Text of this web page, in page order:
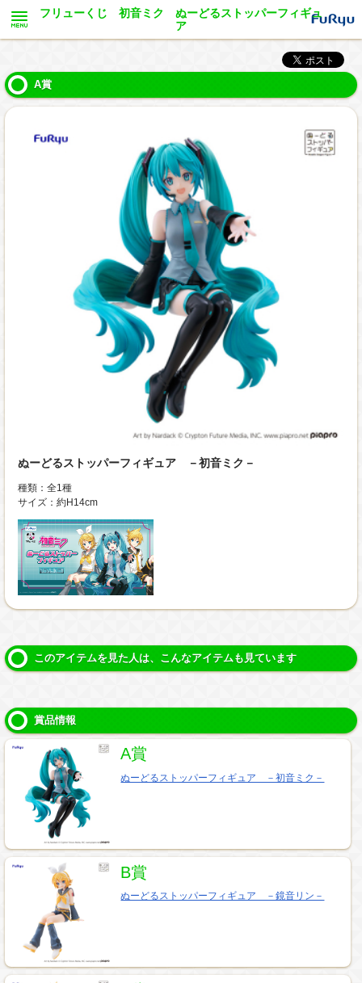
フリューくじ 初音ミク ぬーどるストッパーフィギュ
ア
A賞
ぬーどるストッパーフィギュア －初音ミク－
種類：全1種
サイズ：約H14cm
このアイテムを見た人は、こんなアイテムも見ています
賞品情報
A賞
ぬーどるストッパーフィギュア －初音ミク－
B賞
ぬーどるストッパーフィギュア －鏡音リン－